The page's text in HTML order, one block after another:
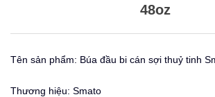
48oz
Tên sản phẩm: Búa đầu bi cán sợi thuỷ tinh
Thương hiệu: Smato